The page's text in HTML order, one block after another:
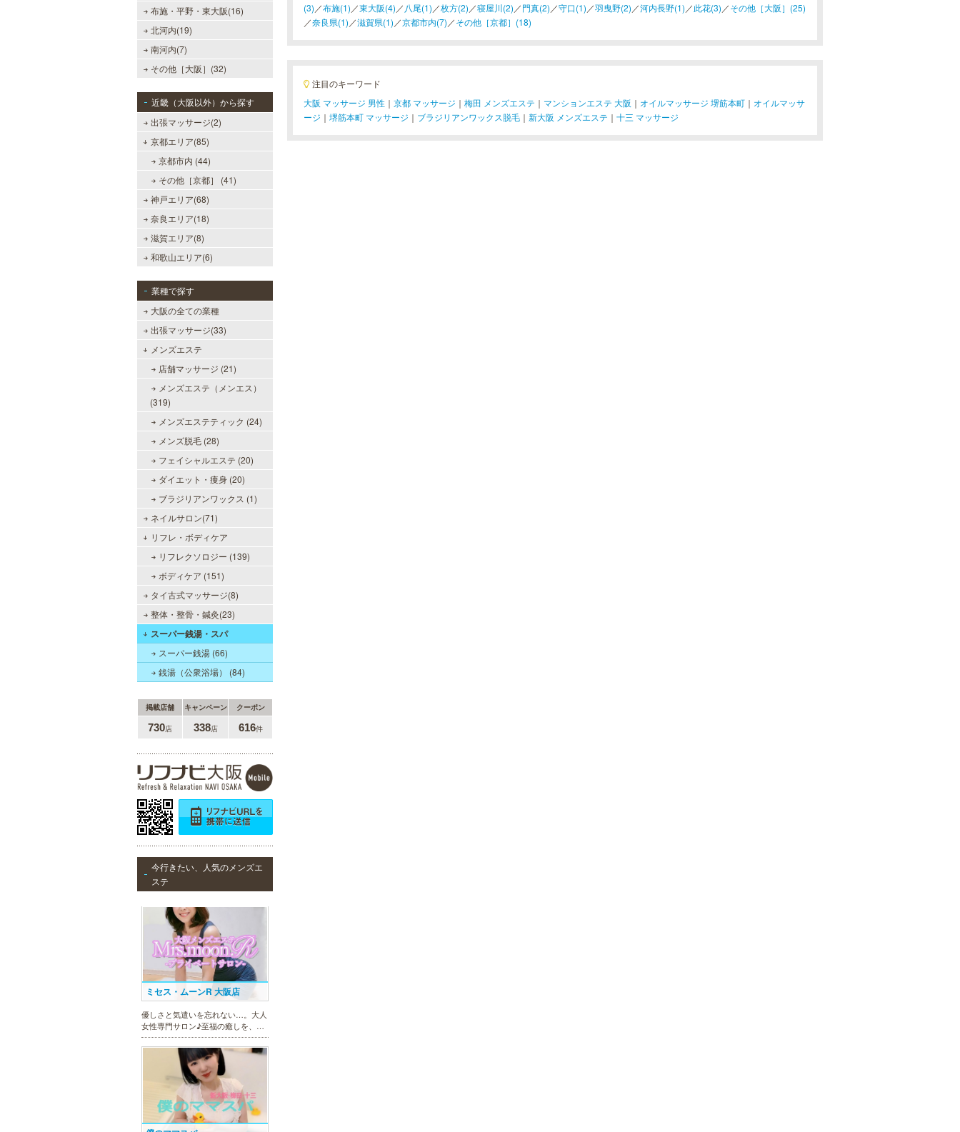
布施・平野・東大阪(16)
北河内(19)
南河内(7)
その他［大阪］(32)
近畿（大阪以外）から探す
出張マッサージ(2)
京都エリア(85)
京都市内 (44)
その他［京都］ (41)
神戸エリア(68)
奈良エリア(18)
滋賀エリア(8)
和歌山エリア(6)
業種で探す
大阪の全ての業種
出張マッサージ(33)
メンズエステ
店舗マッサージ (21)
メンズエステ（メンエス）
(319)
メンズエステティック (24)
メンズ脱毛 (28)
フェイシャルエステ (20)
ダイエット・痩身 (20)
ブラジリアンワックス (1)
ネイルサロン(71)
リフレ・ボディケア
リフレクソロジー (139)
ボディケア (151)
タイ古式マッサージ(8)
整体・整骨・鍼灸(23)
スーパー銭湯・スパ
スーパー銭湯 (66)
銭湯（公衆浴場） (84)
掲載店舗 キャンペーン クーポン
730店 338店 616件
今行きたい、人気のメンズエ
ステ
美魔女セラピー 梅田店
地下鉄梅田駅より徒歩5分。洗練さ
れた美魔女による究極の癒しをご堪
能ください。
LA BELLA 日本橋・堺筋本
若い女性にはない大人の魅力を存分
に味わってくださいませ。またプラ
イベートルームにお越し頂くのが難
しい方でも出張での対応もしており
ますので何なりとお申し付けくださ
sirena I（シレーナ）
可愛いが溢れる!!ふたりきりの空間
の疲れを癒す。洗練の技術とおもて
なしで身も心も満たされる至福の時
間をお楽しみいただけます。
ヒルガオ
30代40代50代のミセスが日常を忘
れ、限られた時間の中で、時にプロ
大人セラピストの魅力を存分に発揮
します。
ミセス・ムーンR 大阪店
優しさと気遣いを忘れない…。大人
女性専門サロン♪至福の癒しを、お
約束致します。
(3) ／布施(1) ／東大阪(4) ／ 八尾(1) ／枚方(2) ／寝屋川(2) ／門真(2) ／守口(1) ／羽曳野(2) ／河内長野(1) ／此花(3) ／その他［大阪］(25)
／奈良県(1) ／滋賀県(1) ／京都市内(7) ／その他［京都］(18)
注目のキーワード
大阪 マッサージ 男性 ｜ 京都 マッサージ ｜ 梅田 メンズエステ ｜ マンションエステ 大阪 ｜ オイルマッサージ 堺筋本町 ｜ オイルマッサ
ージ ｜ 堺筋本町 マッサージ ｜ ブラジリアンワックス脱毛 ｜ 新大阪 メンズエステ ｜ 十三 マッサージ